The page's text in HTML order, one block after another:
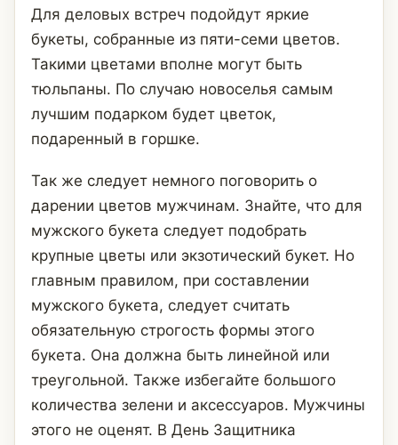
Для деловых встреч подойдут яркие
букеты, собранные из пяти-семи цветов.
Такими цветами вполне могут быть
тюльпаны. По случаю новоселья самым
лучшим подарком будет цветок,
подаренный в горшке.
Так же следует немного поговорить о
дарении цветов мужчинам. Знайте, что для
мужского букета следует подобрать
крупные цветы или экзотический букет. Но
главным правилом, при составлении
мужского букета, следует считать
обязательную строгость формы этого
букета. Она должна быть линейной или
треугольной. Также избегайте большого
количества зелени и аксессуаров. Мужчины
этого не оценят. В День Защитника